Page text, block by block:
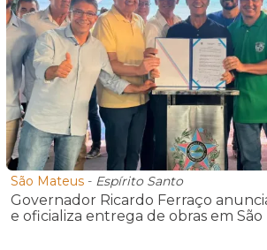
São Mateus - Espírito Santo
Governador Ricardo Ferraço
e oficializa entrega de obras em